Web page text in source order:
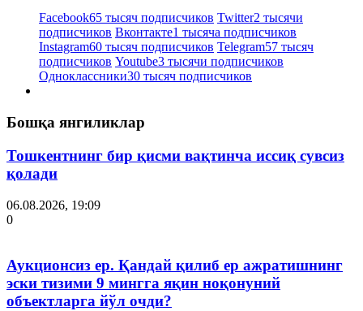
Facebook65 тысяч подписчиков Twitter2 тысячи
подписчиков Вконтакте1 тысяча подписчиков
Instagram60 тысяч подписчиков Telegram57 тысяч
подписчиков Youtube3 тысячи подписчиков
Одноклассники30 тысяч подписчиков
Бошқа янгиликлар
Тошкентнинг бир қисми вақтинча иссиқ сувсиз
қолади
06.08.2026, 19:09
0
Аукционсиз ер. Қандай қилиб ер ажратишнинг
эски тизими 9 мингга яқин ноқонуний
объектларга йўл очди?